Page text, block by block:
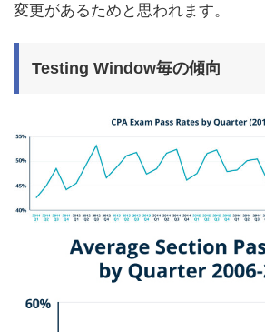
変更があるためと思われます。
Testing Window毎の傾向